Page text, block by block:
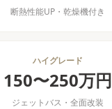
断熱性能UP・乾燥機付き
ハイグレード
150〜250万円
ジェットバス・全面改装